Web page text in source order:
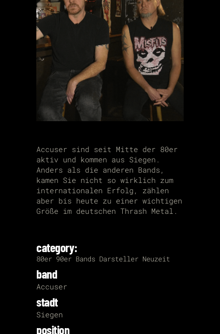
Accuser sind seit Mitte der 80er
aktiv und kommen aus Siegen.
Anders als die anderen Bands,
kamen Sie nicht so wirklich zum
internationalen Erfolg, zählen
aber bis heute zu einer wichtigen
Größe im deutschen Thrash Metal.
category:
80er 90er Bands Darsteller Neuzeit
band
Accuser
stadt
Siegen
position